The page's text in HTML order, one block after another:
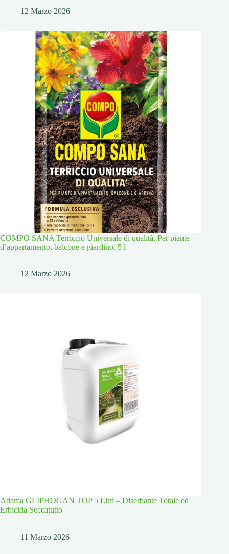
12 Marzo 2026
COMPO SANA Terriccio Universale di qualità, Per piante
d’appartamento, balcone e giardino, 5 l
12 Marzo 2026
Adama GLIPHOGAN TOP 5 Litri – Diserbante Totale ed
Erbicida Seccatutto
11 Marzo 2026